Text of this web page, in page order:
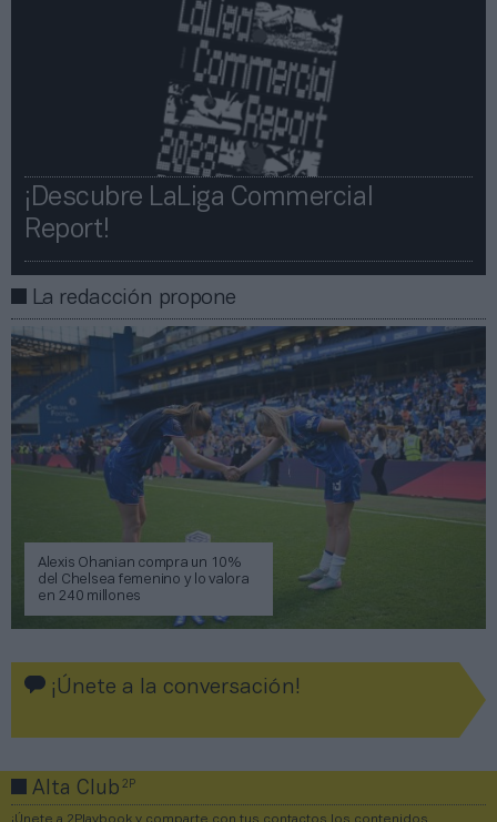
¡Descubre LaLiga Commercial
Report!​​
La redacción propone
Alexis Ohanian compra un 10%
del Chelsea femenino y lo valora
en 240 millones
¡Únete a la conversación!
Alta Club2P